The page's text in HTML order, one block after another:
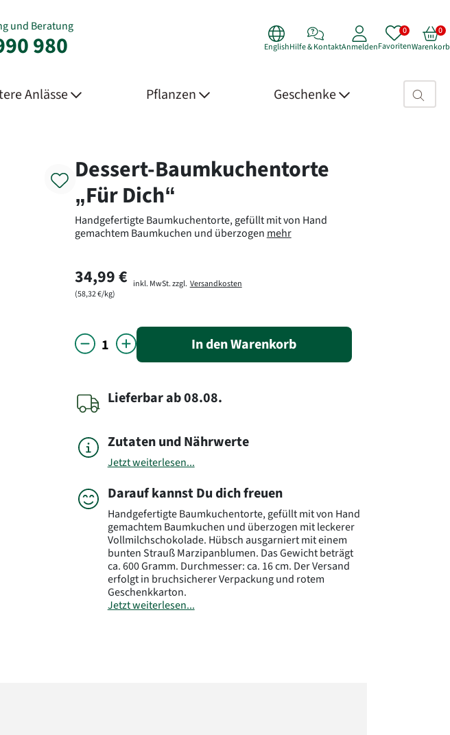
und Beratung
980 EnglishHilfe & KontaktAnmeldenFavoritenWarenkorb
Anlässe Pflanzen Geschenke Suchfeld>
Product Details
Dessert-Baumkuchentorte
„Für Dich“
Handgefertigte Baumkuchentorte, gefüllt mit von Hand
gemachtem Baumkuchen und überzogen mehr
34,99 €
(58,32 €/kg)
inkl. MwSt. zzgl. Versandkosten
In den Warenkorb
Lieferbarab08.08.
Zutaten und Nährwerte
Jetzt weiterlesen...
Darauf kannst Du dich freuen
Handgefertigte Baumkuchentorte, gefüllt mit von Hand
gemachtem Baumkuchen und überzogen mit leckerer
Vollmilchschokolade. Hübsch ausgarniert mit einem
bunten Strauß Marzipanblumen. Das Gewicht beträgt
ca. 600 Gramm. Durchmesser: ca. 16 cm. Der Versand
erfolgt in bruchsicherer Verpackung und rotem
Geschenkkarton.
Jetzt weiterlesen...